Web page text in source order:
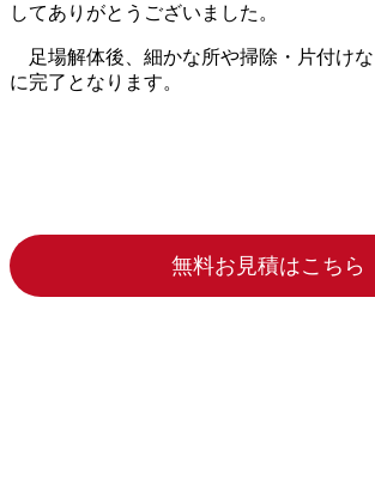
してありがとうございました。
足場解体後、細かな所や掃除・片付けな
に完了となります。
無料お見積はこちら